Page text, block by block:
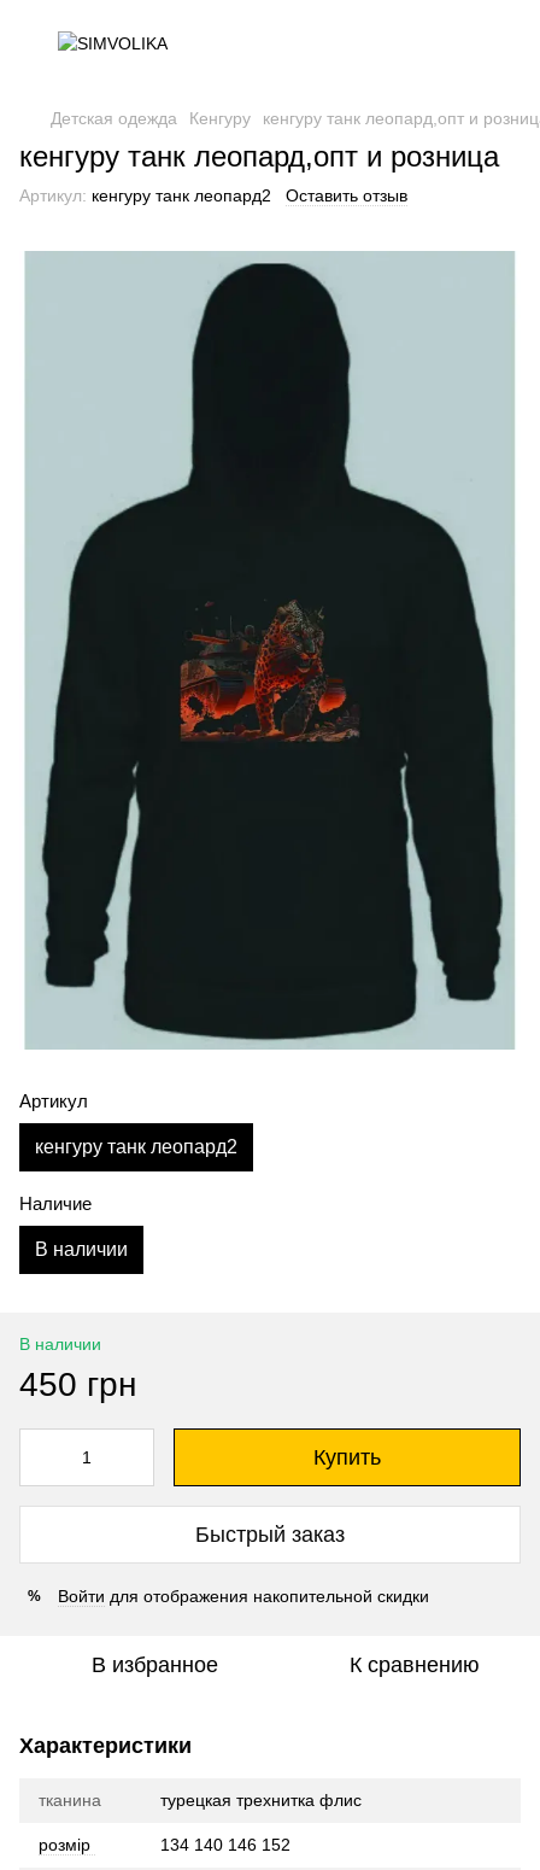
Детская одежда Кенгуру кенгуру танк леопард,опт и
кенгуру танк леопард,опт и розница
Артикул: кенгуру танк леопард2 Оставить отзыв
Артикул
кенгуру танк леопард2
Наличие
В наличии
В наличии
450 грн
Купить
Быстрый заказ
% Войти для отображения накопительной скидки
В избранное К сравнению
Характеристики
тканина турецкая трехнитка флис
розмір 134 140 146 152